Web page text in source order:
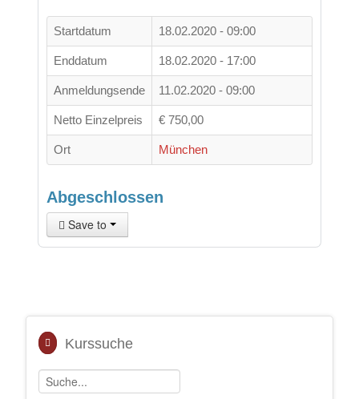
Startdatum 18.02.2020 - 09:00
Enddatum 18.02.2020 - 17:00
Anmeldungsende 11.02.2020 - 09:00
Netto Einzelpreis € 750,00
Ort München
Abgeschlossen
Save to
Kurssuche